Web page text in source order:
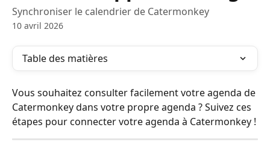
Synchroniser le calendrier de Catermonkey
10 avril 2026
Table des matières
Vous souhaitez consulter facilement votre agenda de
Catermonkey dans votre propre agenda ? Suivez ces
étapes pour connecter votre agenda à Catermonkey !